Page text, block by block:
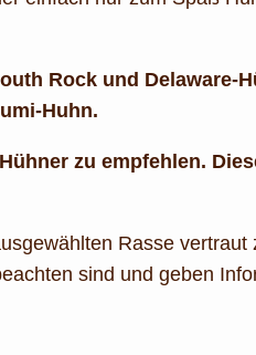
Rock und Delaware-
Huhn.
zu empfehlen.
Rasse
sind und geben